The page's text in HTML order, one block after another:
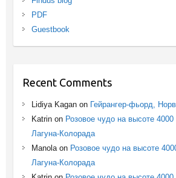
PDF
Guestbook
Recent Comments
Lidiya Kaganon Гейрангер-фьорд,
Katrinon Розовое чудо на высоте
Лагуна-Колорада
Manolaon Розовое чудо на высоте
Лагуна-Колорада